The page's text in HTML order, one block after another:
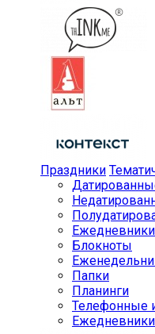
Праздники
Блокноты
Папки
Планинги
Телефонные
Ежедневники